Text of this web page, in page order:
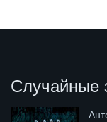
Случайные